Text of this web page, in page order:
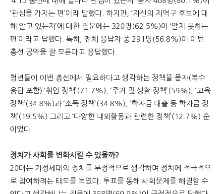
‘관심을 가지는 편’이라 말했다. 하지만, ‘자신의 지역구 후보에 대
해 알고 있는지’에 대한 질문에는 320명(62.5%)이 ‘알지 못하는
편’이라고 답했다. 특히, 전체 응답자 중 291명(56.8%)이 이번
총선 공약을 잘 모른다고 응답했다.
청년들이 이번 총선에서 필요하다고 생각하는 정책을 묻자(복수
응답 포함) ‘취업 정책’(71.7%), ‘주거 및 생활 정책’(59%), ‘교육
정책’(34.8%)과 ‘소득 정책’(34.8%), ‘학자금 대출 등 학자금 정
책’(19.5%) 그리고 ‘다양한 내외활동과 관련한 정책’(12.7%) 순
이었다.
정치가 사회를 변화시킬 수 있을까?
20대는 기성세대의 정치를 부정적으로 생각하며 정치에 적극적으
로 참여하려는 태도를 보였다. 투표를 통해 사회문제를 해결할 수